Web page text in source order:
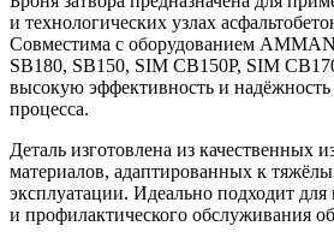
и технологических узлах
Совместима с оборудованием
SB180, SB150, SIM CB150P, SIM
высокую эффективность и надёжность
процесса.
Деталь изготовлена из качественных
материалов, адаптированных к
эксплуатации. Идеально подходит
и профилактического обслуживания